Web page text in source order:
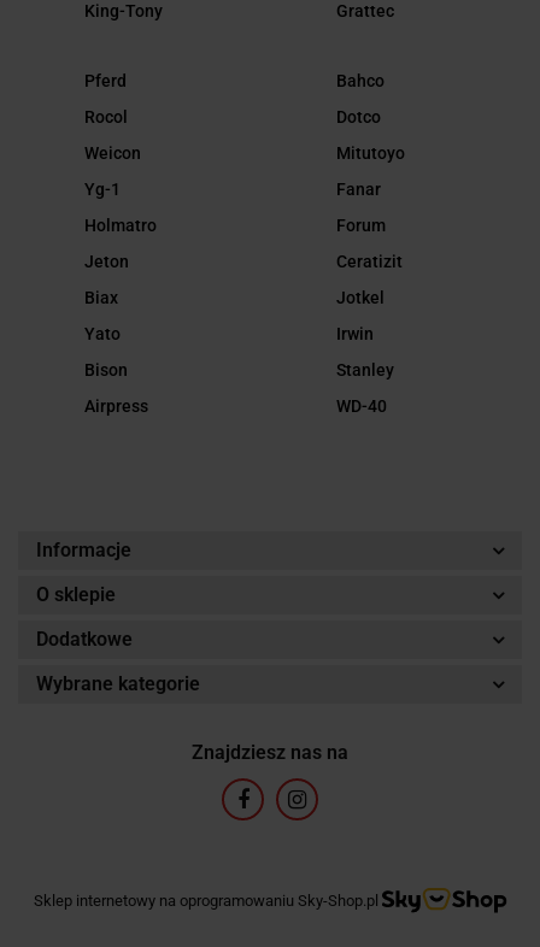
King-Tony
Grattec
Pferd
Rocol
Weicon
Yg-1
Holmatro
Jeton
Biax
Yato
Bison
Airpress
Bahco
Dotco
Mitutoyo
Fanar
Forum
Ceratizit
Jotkel
Irwin
Stanley
WD-40
Informacje
O sklepie
Dodatkowe
Wybrane kategorie
Znajdziesz nas na
Sklep internetowy na oprogramowaniu Sky-Shop.pl